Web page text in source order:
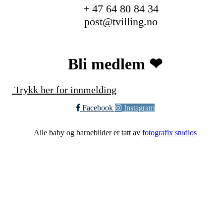
+ 47 64 80 84 34
post@tvilling.no
Bli medlem ❤︎
Trykk her for innmelding
Facebook Instagram
Alle baby og barnebilder er tatt av fotografix studios